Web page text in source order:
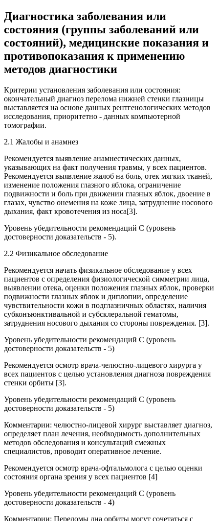
Диагностика заболевания или
состояния (группы заболеваний или
состояний), медицинские показания и
противопоказания к применению
методов диагностики
Критерии установления заболевания или состояния:
окончательный диагноз перелома нижней стенки глазницы
выставляется на основе данных рентгенологических методов
исследования, приоритетно - данных компьютерной
томографии.
2.1 Жалобы и анамнез
Рекомендуется выявление анамнестических данных,
указывающих на факт получения травмы, у всех пациентов.
Рекомендуется выявление жалоб на боль, отек мягких тканей,
изменение положения глазного яблока, ограничение
подвижности и боль при движении глазных яблок, двоение в
глазах, чувство онемения на коже лица, затруднение носового
дыхания, факт кровотечения из носа[3].
Уровень убедительности рекомендаций С (уровень
достоверности доказательств - 5).
2.2 Физикальное обследование
Рекомендуется начать физикальное обследование у всех
пациентов с определения физиологической симметрии лица,
выявлении отека, оценки положения глазных яблок, проверки
подвижности глазных яблок и диплопии, определение
чувствительности кожи в подглазничных областях, наличия
субконъюнктивальной и субсклеральной гематомы,
затруднения носового дыхания со стороны повреждения. [3].
Уровень убедительности рекомендаций С (уровень
достоверности доказательств - 5)
Рекомендуется осмотр врача-челюстно-лицевого хирурга у
всех пациентов с целью установления диагноза повреждения
стенки орбиты [3].
Уровень убедительности рекомендаций С (уровень
достоверности доказательств - 5)
Комментарии: челюстно-лицевой хирург выставляет диагноз,
определяет план лечения, необходимость дополнительных
методов обследования и консультаций смежных
специалистов, проводит оперативное лечение.
Рекомендуется осмотр врача-офтальмолога с целью оценки
состояния органа зрения у всех пациентов [4]
Уровень убедительности рекомендаций С (уровень
достоверности доказательств - 4)
Комментарии: Переломы дна орбиты могут сочетаться с